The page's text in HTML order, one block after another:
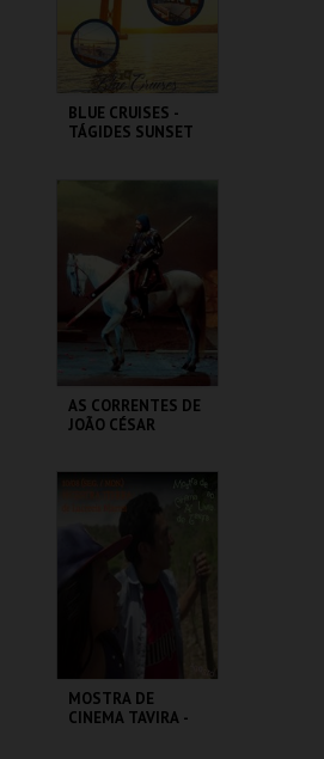
COMPRAR
BLUE CRUISES -
TÁGIDES SUNSET
MAIS INFO
COMPRAR
AS CORRENTES DE
JOÃO CÉSAR
MOSTRA DE
CINEMA TAVIRA -